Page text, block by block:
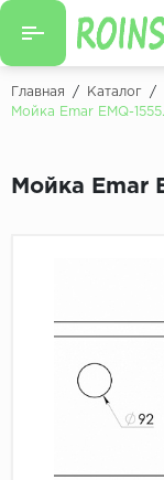
Назад
Декоры фасадов
Декоры ЛДСП для
Декоры обоев под
Главная / Каталог /
Мойка Emar EMQ-
Мойка Emar